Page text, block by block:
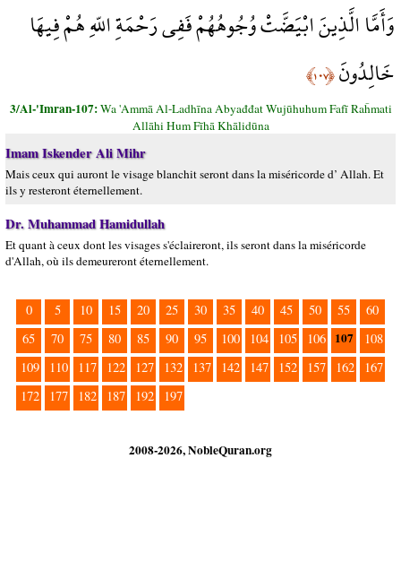
وَأَمَّا الَّذِينَ ابْيَضَّتْ وُجُوهُهُمْ فَفِي رَحْمَةِ اللّهِ هُمْ فِيهَا
خَالِدُونَ﴿١٠٧﴾
3/Al-'Imran-107:Wa 'Ammā Al-Ladhīna Abyađđat Wujūhuhum Fafī Raĥmati
Allāhi Hum Fīhā Khālidūna
Imam Iskender Ali Mihr
Mais ceux qui auront le visage blanchit seront dans la miséricorde d’ Allah. Et
ils y resteront éternellement.
Dr. Muhammad Hamidullah
Et quant à ceux dont les visages s'éclaireront, ils seront dans la miséricorde
d'Allah, où ils demeureront éternellement.
0 5 10 15 20 25 30 35 40 45 50 55
60
65
70 75 80 85 90 95 100 104 105 106 107
108
109
110 117 122 127 132 137 142 147 152 157 162
167
172
177 182 187 192 197
2008-2026, NobleQuran.org